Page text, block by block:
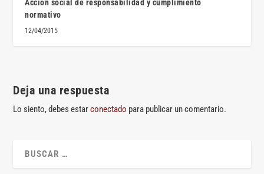
Acción social de responsabilidad y cumplimiento
normativo
12/04/2015
Deja una respuesta
Lo siento, debes estarconectado para publicar un comentario.